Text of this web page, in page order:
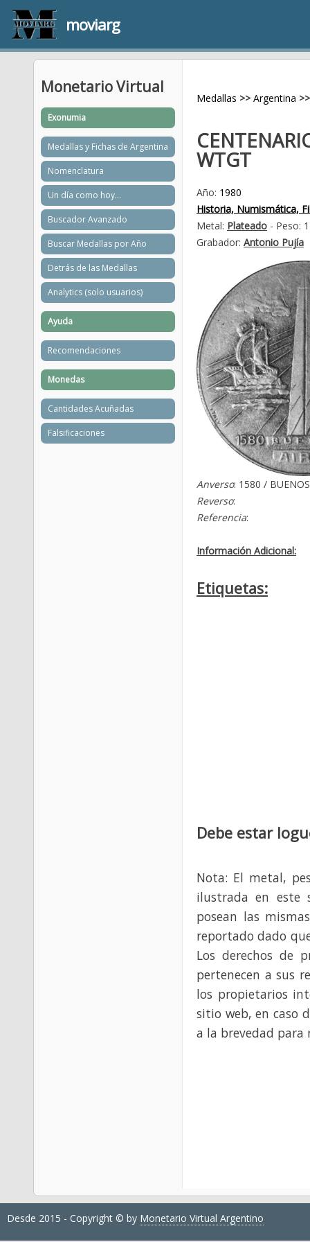
moviarg
Medallas >> Argentina >>
WTGT
Año: 1980
Historia, Numismática,
Metal: Plateado - Peso:
Grabador: Antonio Pujía
Anverso: 1580 /
Reverso:
Referencia:
Información Adicional:
Etiquetas:
Debe estar
Nota: El metal,
ilustrada en este
posean las
reportado dado
Los derechos de
pertenecen a sus
los propietarios
sitio web, en caso
a la brevedad para
Monetario Virtual
Exonumia
Medallas y Fichas de Argentina
Nomenclatura
Un día como hoy...
Buscador Avanzado
Buscar Medallas por Año
Detrás de las Medallas
Analytics (solo usuarios)
Ayuda
Recomendaciones
Monedas
Cantidades Acuñadas
Falsificaciones
Desde 2015 - Copyright © by Monetario Virtual Argentino